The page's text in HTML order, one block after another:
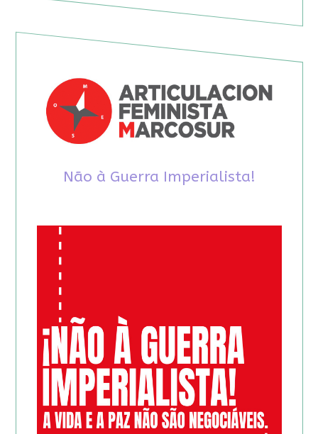
Não à Guerra Imperialista!